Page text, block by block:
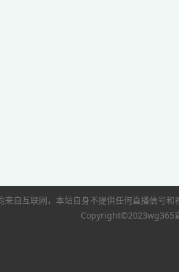
自互联网，本站自身不提供任何直播信号和
Copyright©2023wg365